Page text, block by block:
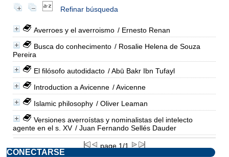
Refinar búsqueda
Averroes y el averroismo / Ernesto Renan
Busca do conhecimento / Rosalie Helena de Souza
Pereira
El filósofo autodidacto / Abū Bakr Ibn Tufayl
Introduction a Avicenne / Avicenne
Islamic philosophy / Oliver Leaman
Versiones averroístas y nominalistas del intelecto
agente en el s. XV / Juan Fernando Sellés Dauder
page 1/1
CONECTARSE